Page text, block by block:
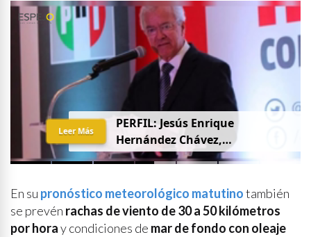
PERFIL: Jesús Enrique
Hernández Chávez,
“Chuquiqui”
Leer Más
En su pronóstico meteorológico matutinotambién
se prevén rachas de viento de 30 a 50 kilómetros
por horay condiciones de mar de fondo con oleaje